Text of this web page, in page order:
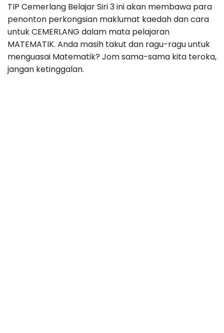
TIP Cemerlang Belajar Siri 3 ini akan membawa para
penonton perkongsian maklumat kaedah dan cara
untuk CEMERLANG dalam mata pelajaran
MATEMATIK. Anda masih takut dan ragu-ragu untuk
menguasai Matematik? Jom sama-sama kita teroka,
jangan ketinggalan.